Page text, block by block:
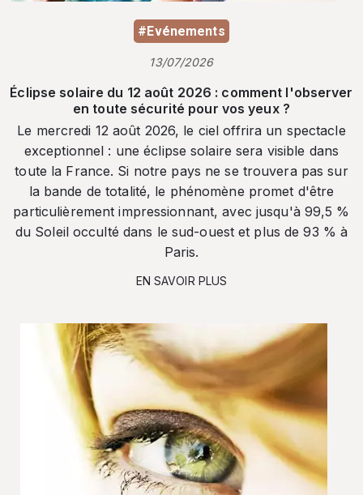
#Evénements
13/07/2026
Éclipse solaire du 12 août 2026 : comment l'observer
en toute sécurité pour vos yeux ?
Le mercredi 12 août 2026, le ciel offrira un spectacle
exceptionnel : une éclipse solaire sera visible dans
toute la France. Si notre pays ne se trouvera pas sur
la bande de totalité, le phénomène promet d'être
particulièrement impressionnant, avec jusqu'à 99,5 %
du Soleil occulté dans le sud-ouest et plus de 93 % à
Paris.
EN SAVOIR PLUS